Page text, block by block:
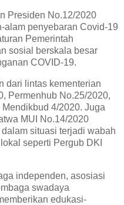
Presiden No.12/2020
alam penyebaran Covid-19
Pemerintah
sosial berskala besar
COVID-19.
dari lintas kementerian
Permenhub No.25/2020,
4/2020. Juga
MUI No.14/2020
situasi terjadi wabah
seperti Pergub DKI
independen, asosiasi
swadaya
edukasi-